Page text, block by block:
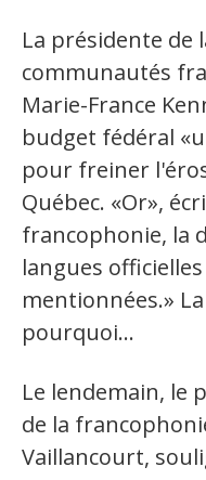
La présidente de
communautés
Marie-France
budget fédéral
pour freiner
Québec. «Or»,
francophonie, la
langues
mentionnées.»
pourquoi...
Le lendemain, le
de la
Vaillancourt,